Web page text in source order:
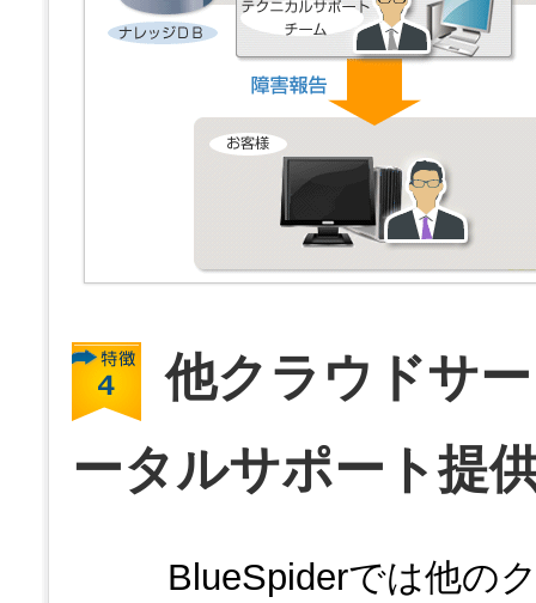
他クラウドサ
ータルサポート提
BlueSpiderでは他の